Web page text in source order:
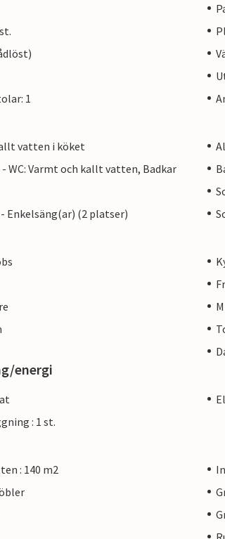
1
vatten i köket
- WC: Varmt och kallt vatten, Badkar
- Enkelsäng(ar) (2 platser)
energi
: 1 st.
: 140 m2